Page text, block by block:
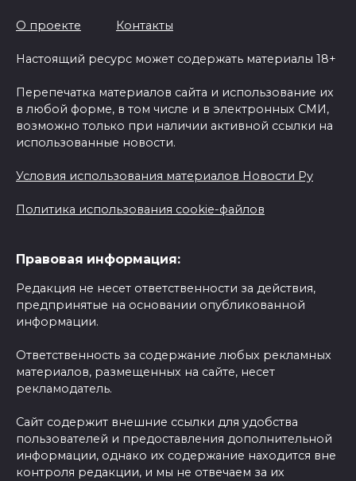
О проекте Контакты
Настоящий ресурс может содержать материалы 18+
Перепечатка материалов сайта и использование их
в любой форме, в том числе и в электронных СМИ,
возможно только при наличии активной ссылки на
использованные новости.
Условия использования материалов Новости Ру
Политика использования cookie-файлов
Правовая информация:
Редакция не несет ответственности за действия,
предпринятые на основании опубликованной
информации.
Ответственность за содержание любых рекламных
материалов, размещенных на сайте, несет
рекламодатель.
Сайт содержит внешние ссылки для удобства
пользователей и предоставления дополнительной
информации, однако их содержание находится вне
контроля редакции, и мы не отвечаем за их